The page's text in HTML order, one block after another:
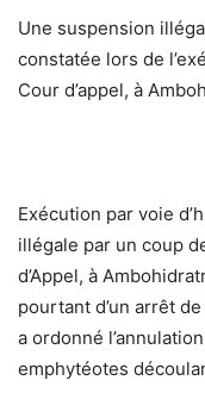
Une suspension
constatée lors de
Cour d’appel, à
Exécution par voie
illégale par un coup
d’Appel, à
pourtant d’un arrêt
a ordonné
emphytéotes